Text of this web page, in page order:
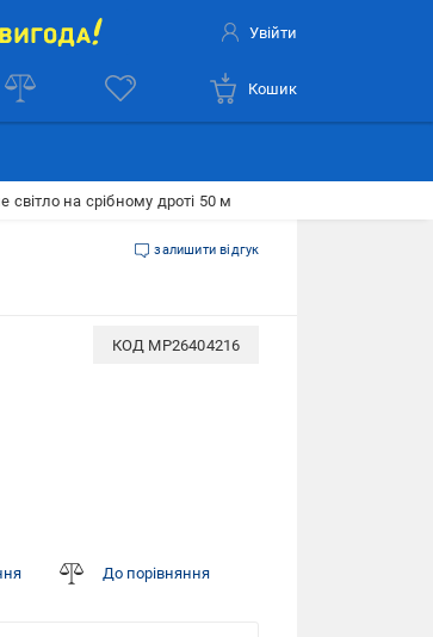
Увійти
Кошик
світло на срібному дроті 50 м
залишити відгук
КОД MP26404216
До порівняння